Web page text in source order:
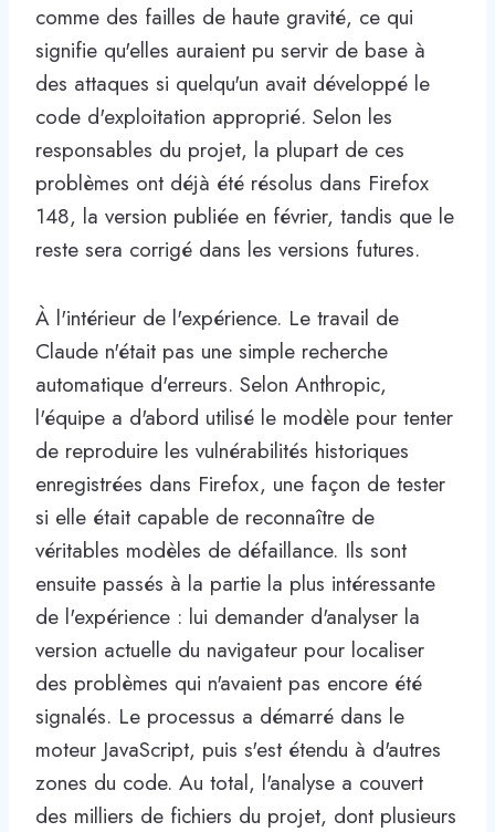
comme des failles de haute gravité, ce qui
signifie qu'elles auraient pu servir de base à
des attaques si quelqu'un avait développé le
code d'exploitation approprié. Selon les
responsables du projet, la plupart de ces
problèmes ont déjà été résolus dans Firefox
148, la version publiée en février, tandis que le
reste sera corrigé dans les versions futures.
À l'intérieur de l'expérience. Le travail de
Claude n'était pas une simple recherche
automatique d'erreurs. Selon Anthropic,
l'équipe a d'abord utilisé le modèle pour tenter
de reproduire les vulnérabilités historiques
enregistrées dans Firefox, une façon de tester
si elle était capable de reconnaître de
véritables modèles de défaillance. Ils sont
ensuite passés à la partie la plus intéressante
de l'expérience : lui demander d'analyser la
version actuelle du navigateur pour localiser
des problèmes qui n'avaient pas encore été
signalés. Le processus a démarré dans le
moteur JavaScript, puis s'est étendu à d'autres
zones du code. Au total, l'analyse a couvert
des milliers de fichiers du projet, dont plusieurs